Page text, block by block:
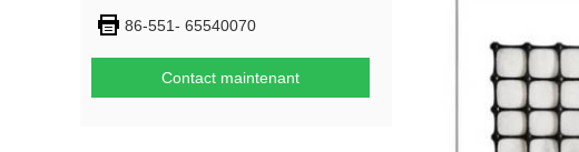
86-551- 65540070
Contact maintenant